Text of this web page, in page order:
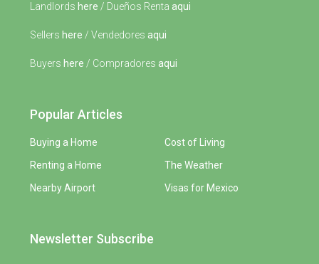
Landlords here / Dueños Renta aqui
Sellers here / Vendedores aqui
Buyers here / Compradores aqui
Popular Articles
Buying a Home
Renting a Home
Nearby Airport
Cost of Living
The Weather
Visas for Mexico
Newsletter Subscribe